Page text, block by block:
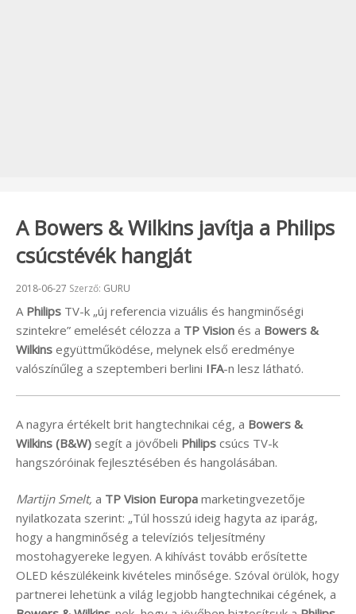
A Bowers & Wilkins javítja a Philips
csúcstévék hangját
Beküldve:
2018-06-27 Szerző: GURU
A Philips TV-k „új referencia vizuális és hangminőségi
szintekre” emelését célozza a TP Vision és a Bowers &
Wilkins együttműködése, melynek első eredménye
valószínűleg a szeptemberi berlini IFA-n lesz látható.
A nagyra értékelt brit hangtechnikai cég, a Bowers &
Wilkins (B&W) segít a jövőbeli Philips csúcs TV-k
hangszóróinak fejlesztésében és hangolásában.
Martijn Smelt, a TP Vision Europa marketingvezetője
nyilatkozata szerint: „Túl hosszú ideig hagyta az iparág,
hogy a hangminőség a televíziós teljesítmény
mostohagyereke legyen. A kihívást tovább erősítette
OLED készülékeink kivételes minősége. Szóval örülök, hogy
partnerei lehetünk a világ legjobb hangtechnikai cégének, a